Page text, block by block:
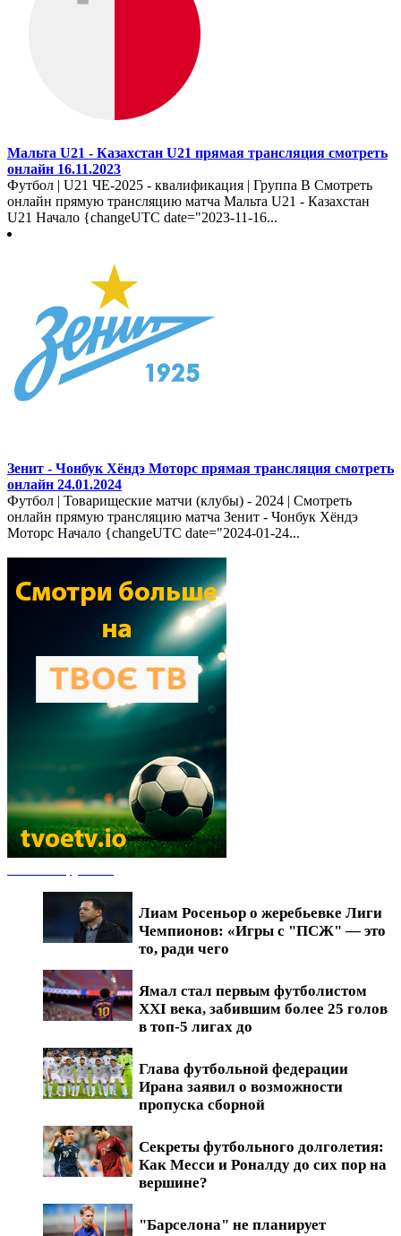
Мальта U21 - Казахстан U21 прямая трансляция смотреть
онлайн 16.11.2023
Футбол | U21 ЧЕ-2025 - квалификация | Группа B Смотреть
онлайн прямую трансляцию матча Мальта U21 - Казахстан
U21 Начало {changeUTC date="2023-11-16...
Зенит - Чонбук Хёндэ Моторс прямая трансляция смотреть
онлайн 24.01.2024
Футбол | Товарищеские матчи (клубы) - 2024 | Смотреть
онлайн прямую трансляцию матча Зенит - Чонбук Хёндэ
Моторс Начало {changeUTC date="2024-01-24...
Лиам Росеньор о жеребьевке Лиги
Чемпионов: «Игры с "ПСЖ" — это
то, ради чего
Ямал стал первым футболистом
XXI века, забившим более 25 голов
в топ-5 лигах до
Глава футбольной федерации
Ирана заявил о возможности
пропуска сборной
Секреты футбольного долголетия:
Как Месси и Роналду до сих пор на
вершине?
"Барселона" не планирует